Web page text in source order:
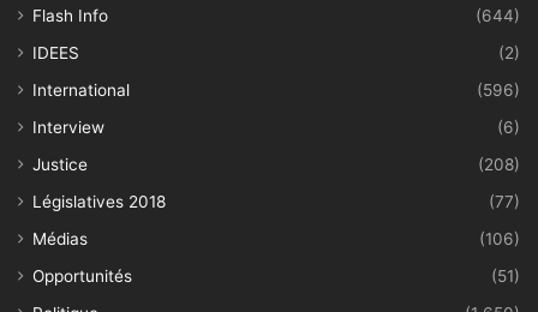
Flash Info
(644)
IDEES
(2)
International
(596)
Interview
(6)
Justice
(208)
Législatives 2018
(77)
Médias
(106)
Opportunités
(51)